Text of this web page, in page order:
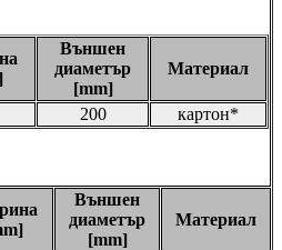
Външен
диаметър
[mm]
Материал
200 картон*
Външен
диаметър
[mm]
Материал